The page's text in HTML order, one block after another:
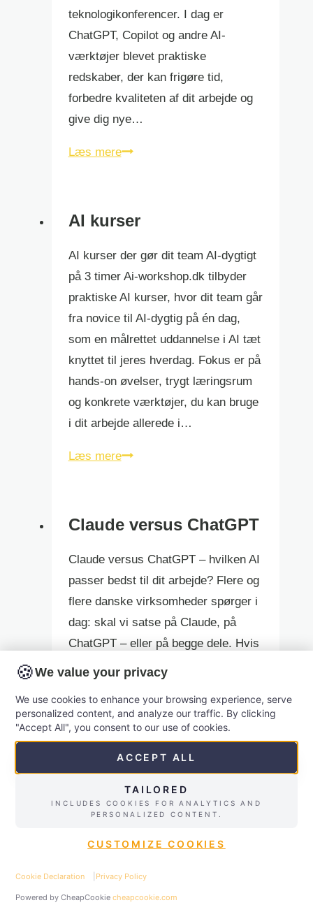
teknologikonferencer. I dag er
ChatGPT, Copilot og andre AI-
værktøjer blevet praktiske
redskaber, der kan frigøre tid,
forbedre kvaliteten af dit arbejde og
give dig nye…
Læs merekunstig
AI kurser
AI kurser der gør dit team AI-dygtigt
på 3 timer Ai-workshop.dk tilbyder
praktiske AI kurser, hvor dit team går
fra novice til AI-dygtig på én dag,
som en målrettet uddannelse i AI tæt
knyttet til jeres hverdag. Fokus er på
hands-on øvelser, trygt læringsrum
og konkrete værktøjer, du kan bruge
i dit arbejde allerede i…
Læs mereAI
Claude versus ChatGPT
Claude versus ChatGPT – hvilken AI
passer bedst til dit arbejde? Flere og
flere danske virksomheder spørger i
dag: skal vi satse på Claude, på
ChatGPT – eller på begge dele. Hvis
kommunikatør eller selvstændig, er
spørgsmålet sjældent teknisk. Det
Læs mereClaude
ChatGPT
perplexity research
Perplexity research i praksis –
✉ Kontakt
🍪We value your privacy
We use cookies to enhance your browsing experience, serve
personalized content, and analyze our traffic. By clicking
"Accept All", you consent to our use of cookies.
ACCEPT ALL
TAILORED
INCLUDES COOKIES FOR ANALYTICS AND
PERSONALIZED CONTENT.
CUSTOMIZE COOKIES
Cookie Declaration Privacy Policy
Powered by CheapCookiecheapcookie.com